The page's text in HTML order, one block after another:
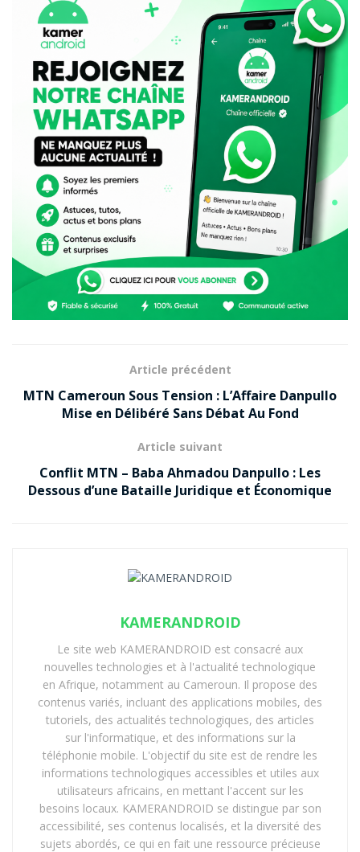
Article précédent
MTN Cameroun Sous Tension : L’Affaire Danpullo
Mise en Délibéré Sans Débat Au Fond
Article suivant
Conflit MTN – Baba Ahmadou Danpullo : Les
Dessous d’une Bataille Juridique et Économique
KAMERANDROID
Le site web KAMERANDROID est consacré aux
nouvelles technologies et à l'actualité technologique
en Afrique, notamment au Cameroun. Il propose des
contenus variés, incluant des applications mobiles, des
tutoriels, des actualités technologiques, des articles
sur l'informatique, et des informations sur la
téléphonie mobile. L'objectif du site est de rendre les
informations technologiques accessibles et utiles aux
utilisateurs africains, en mettant l'accent sur les
besoins locaux. KAMERANDROID se distingue par son
accessibilité, ses contenus localisés, et la diversité des
sujets abordés, ce qui en fait une ressource précieuse